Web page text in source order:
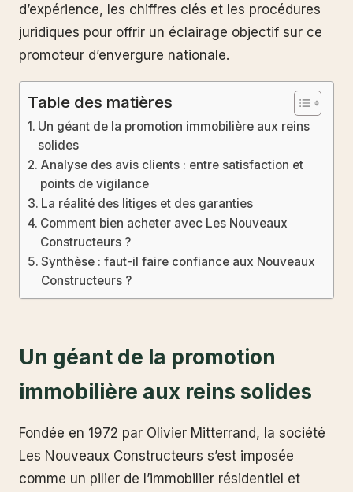
d’expérience, les chiffres clés et les procédures
juridiques pour offrir un éclairage objectif sur ce
promoteur d’envergure nationale.
Table des matières
Un géant de la promotion immobilière aux reins
solides
Analyse des avis clients : entre satisfaction et
points de vigilance
La réalité des litiges et des garanties
Comment bien acheter avec Les Nouveaux
Constructeurs ?
Synthèse : faut-il faire confiance aux Nouveaux
Constructeurs ?
Un géant de la promotion
immobilière aux reins solides
Fondée en 1972 par Olivier Mitterrand, la société
Les Nouveaux Constructeurs s’est imposée
comme un pilier de l’immobilier résidentiel et